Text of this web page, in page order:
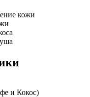
кожи
и Кокос)